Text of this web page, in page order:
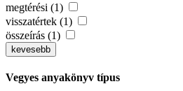
megtérési (1)
visszatértek (1)
összeírás (1)
kevesebb
Vegyes anyakönyv típus